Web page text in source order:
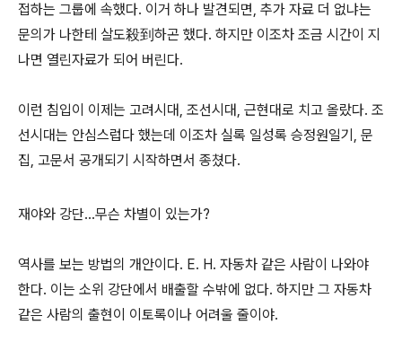
접하는 그룹에 속했다. 이거 하나 발견되면, 추가 자료 더 없냐는
문의가 나한테 살도殺到하곤 했다. 하지만 이조차 조금 시간이 지
나면 열린자료가 되어 버린다.
이런 침입이 이제는 고려시대, 조선시대, 근현대로 치고 올랐다. 조
선시대는 안심스럽다 했는데 이조차 실록 일성록 승정원일기, 문
집, 고문서 공개되기 시작하면서 종쳤다.
재야와 강단...무슨 차별이 있는가?
역사를 보는 방법의 개안이다. E. H. 자동차 같은 사람이 나와야
한다. 이는 소위 강단에서 배출할 수밖에 없다. 하지만 그 자동차
같은 사람의 출현이 이토록이나 어려울 줄이야.